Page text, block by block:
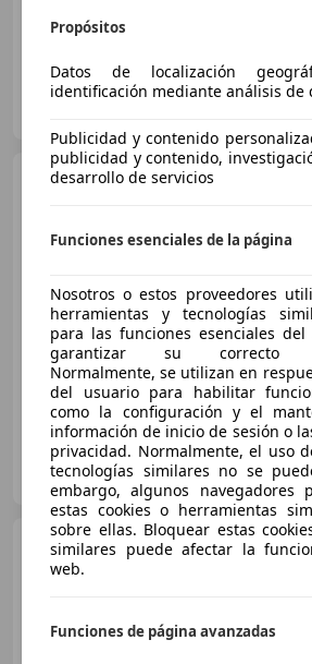
BELLA MACHINA
Súper
07/2023 20.869 km Gasolina
AUTOHERO CENTER MADRID
ES-28050 MADRID
Skoda
€
Propósitos
Datos de localización
identificación mediante análisis de
Publicidad y contenido
publicidad y contenido,
desarrollo de servicios
Funciones esenciales de la página
Nosotros o estos proveedores
herramientas y tecnologías
para las funciones esenciales
garantizar su correcto
Normalmente, se utilizan en
del usuario para habilitar
como la configuración y el
información de inicio de sesión o
privacidad. Normalmente, el uso
tecnologías similares no se
embargo, algunos navegadores
estas cookies o herramientas
sobre ellas. Bloquear estas
similares puede afectar la
web.
Funciones de página avanzadas